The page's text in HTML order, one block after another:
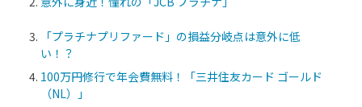
「プラチナプリファード」の損益分岐点は意外に低
い！？
100万円修行で年会費無料！「三井住友カード ゴールド
（NL）」